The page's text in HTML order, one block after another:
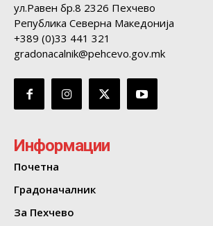
ул.Равен бр.8 2326 Пехчево
Република Северна Македонија
+389 (0)33 441 321
gradonacalnik@pehcevo.gov.mk
Информации
Почетна
Градоначалник
За Пехчево